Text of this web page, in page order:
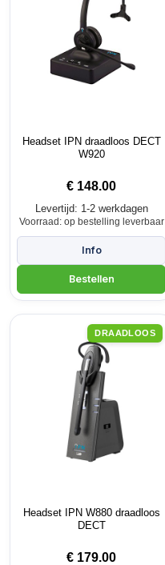
Headset IPN draadloos DECT
W920
€ 148.00
Levertijd: 1-2 werkdagen
Voorraad: op bestelling leverbaar
DRAADLOOS
Headset IPN W880 draadloos
DECT
€ 179.00